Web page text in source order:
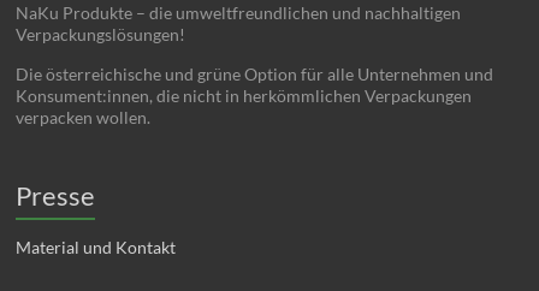
NaKu Produkte – die umweltfreundlichen und nachhaltigen
Verpackungslösungen!
Die österreichische und grüne Option für alle Unternehmen und
Konsument:innen, die nicht in herkömmlichen Verpackungen
verpacken wollen.
Presse
Material und Kontakt